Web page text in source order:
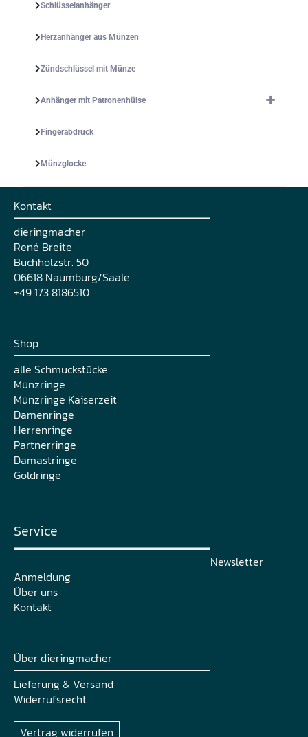
Schlüsselanhänger
Herzanhänger aus Münzen
Zündschlüssel mit Münze
Anhänger mit Patronenhülse
Fingerabdruck
Münzglocke
Kontakt
dieringmacher
René Breite
Buchholzstr. 50
06618 Naumburg/Saale
+49 173 8186510
Shop
alle Schmuckstücke
Münzringe
Münzringe Kaiserzeit
Damenringe
Herrenringe
Partnerringe
Damastringe
Goldringe
Service
Newsletter
Anmeldung
Über uns
Kontakt
Über dieringmacher
Lieferung & Versand
Widerrufsrecht
Vertrag widerrufen